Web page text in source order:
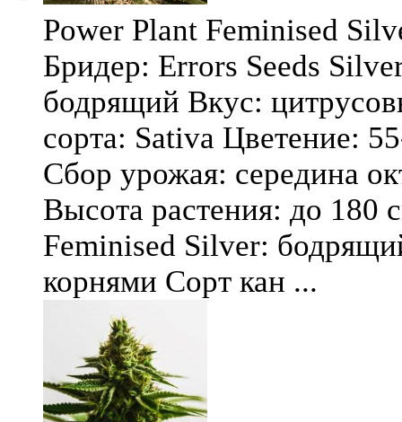
Power Plant Feminised
Бридер: Errors Seeds
бодрящий Вкус:
сорта: Sativa Цветение:
Сбор урожая: середина
Высота растения: до 180
Feminised Silver:
корнями Сорт кан ...